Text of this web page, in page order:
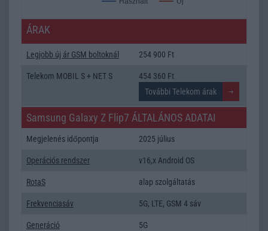
ÁRAK
Legjobb új ár GSM boltoknál 254 900 Ft
Telekom MOBIL S + NET S 454 360 Ft
Samsung Galaxy Z Flip7 ÁLTALÁNOS ADATAI
Megjelenés időpontja 2025 július
Operációs rendszer v16,x Android OS
RotaS alap szolgáltatás
Frekvenciasáv 5G, LTE, GSM 4 sáv
Generáció 5G